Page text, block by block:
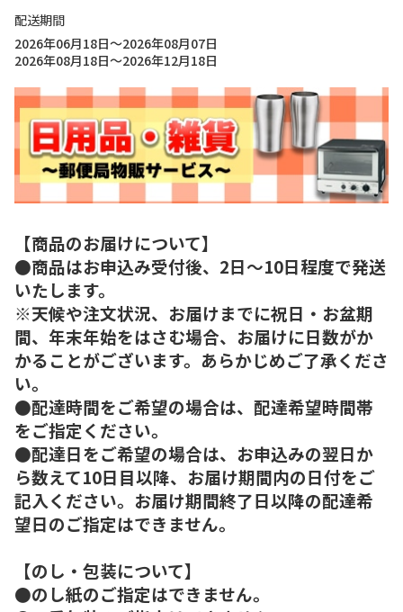
配送期間
2026年06月18日～2026年08月07日
2026年08月18日～2026年12月18日
【商品のお届けについて】
●商品はお申込み受付後、2日～10日程度で発送
いたします。
※天候や注文状況、お届けまでに祝日・お盆期
間、年末年始をはさむ場合、お届けに日数がか
かることがございます。あらかじめご了承くださ
い。
●配達時間をご希望の場合は、配達希望時間帯
をご指定ください。
●配達日をご希望の場合は、お申込みの翌日か
ら数えて10日目以降、お届け期間内の日付をご
記入ください。お届け期間終了日以降の配達希
望日のご指定はできません。
【のし・包装について】
●のし紙のご指定はできません。